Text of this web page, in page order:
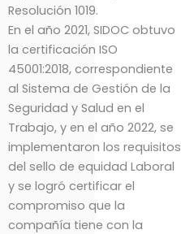
Resolución 1019.
En el año 2021, SIDOC obtuvo
la certificación ISO
45001:2018, correspondiente
al Sistema de Gestión de la
Seguridad y Salud en el
Trabajo, y en el año 2022, se
implementaron los requisitos
del sello de equidad Laboral
y se logró certificar el
compromiso que la
compañía tiene con la